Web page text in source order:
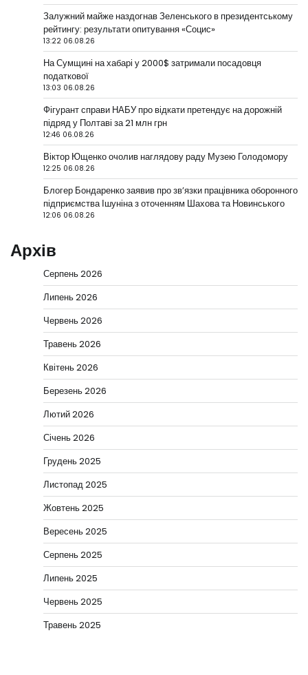
Залужний майже наздогнав Зеленського в президентському
рейтингу: результати опитування «Социс»
13:22 06.08.26
На Сумщині на хабарі у 2000$ затримали посадовця
податкової
13:03 06.08.26
Фігурант справи НАБУ про відкати претендує на дорожній
підряд у Полтаві за 21 млн грн
12:46 06.08.26
Віктор Ющенко очолив наглядову раду Музею Голодомору
12:25 06.08.26
Блогер Бондаренко заявив про зв’язки працівника оборонного
підприємства Ішуніна з оточенням Шахова та Новинського
12:06 06.08.26
Архів
Серпень 2026
Липень 2026
Червень 2026
Травень 2026
Квітень 2026
Березень 2026
Лютий 2026
Січень 2026
Грудень 2025
Листопад 2025
Жовтень 2025
Вересень 2025
Серпень 2025
Липень 2025
Червень 2025
Травень 2025